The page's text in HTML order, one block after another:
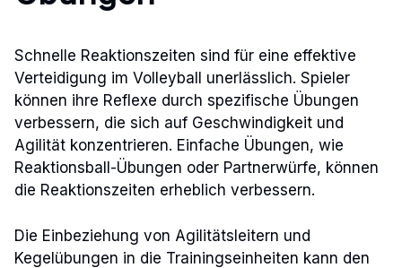
Schnelle Reaktionszeiten sind für eine effektive
Verteidigung im Volleyball unerlässlich. Spieler
können ihre Reflexe durch spezifische Übungen
verbessern, die sich auf Geschwindigkeit und
Agilität konzentrieren. Einfache Übungen, wie
Reaktionsball-Übungen oder Partnerwürfe, können
die Reaktionszeiten erheblich verbessern.
Die Einbeziehung von Agilitätsleitern und
Kegelübungen in die Trainingseinheiten kann den